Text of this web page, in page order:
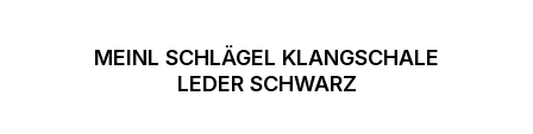
MEINL SCHLÄGEL KLANGSCHALE
LEDER SCHWARZ